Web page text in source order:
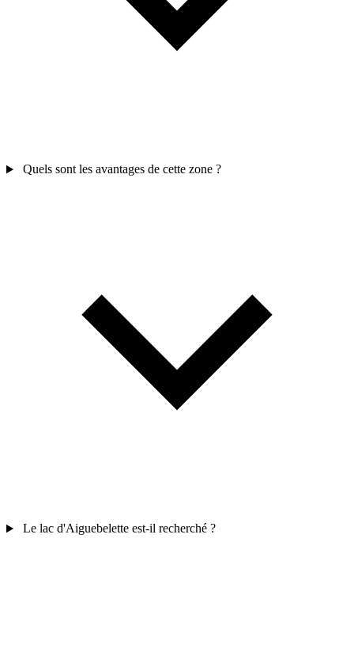
Quels sont les avantages de cette zone ?
Le lac d'Aiguebelette est-il recherché ?